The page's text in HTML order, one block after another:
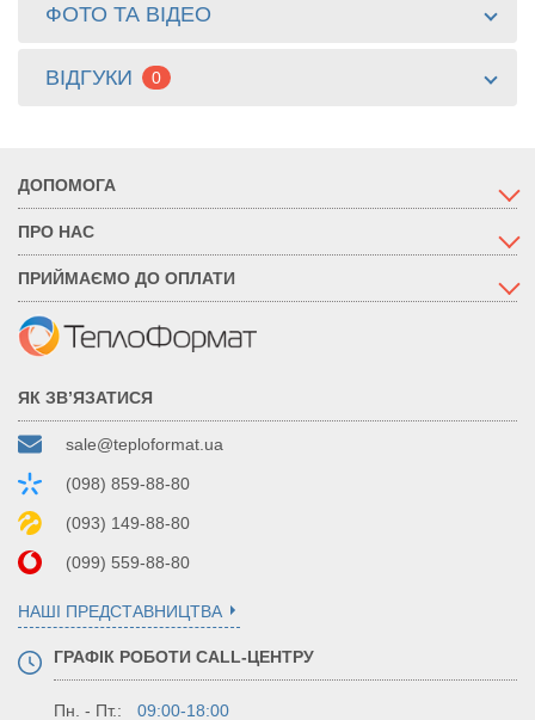
ФОТО ТА ВІДЕО
ВІДГУКИ 0
ДОПОМОГА
ПРО НАС
ПРИЙМАЄМО ДО ОПЛАТИ
ЯК ЗВ’ЯЗАТИСЯ
sale@teploformat.ua
(098) 859-88-80
(093) 149-88-80
(099) 559-88-80
НАШІ ПРЕДСТАВНИЦТВА
ГРАФІК РОБОТИ CALL-ЦЕНТРУ
Пн. - Пт.: 09:00-18:00